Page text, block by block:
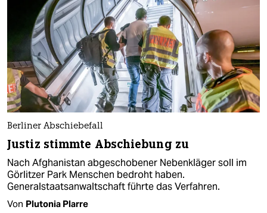
Berliner Abschiebefall
Justiz stimmte Abschiebung zu
Nach Afghanistan abgeschobener Nebenkläger soll im
Görlitzer Park Menschen bedroht haben.
Generalstaatsanwaltschaft führte das Verfahren.
Von Plutonia Plarre